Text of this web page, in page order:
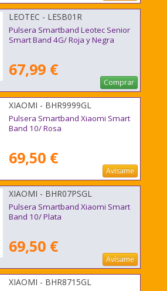
LEOTEC - LESB01R
Pulsera Smartband Leotec Senior
Smart Band 4G/ Roja y Negra
67,99 €
Comprar
XIAOMI - BHR9999GL
Pulsera Smartband Xiaomi Smart
Band 10/ Rosa
69,50 €
Avísame
XIAOMI - BHR07PSGL
Pulsera Smartband Xiaomi Smart
Band 10/ Plata
69,50 €
Avísame
XIAOMI - BHR8715GL